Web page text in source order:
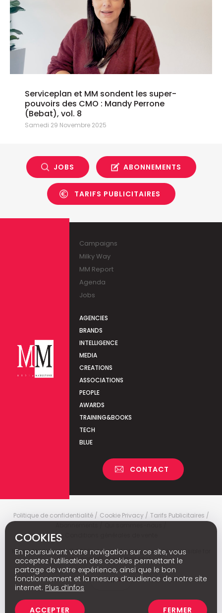
Serviceplan et MM sondent les super-
pouvoirs des CMO : Mandy Perrone
(Bebat), vol. 8
Samedi 29 Novembre 2025
JOBS ABONNEMENTS
TARIFS PUBLICITAIRES
Campaigns
Milky Way
MM Report
Agenda
Jobs
AGENCIES
BRANDS
INTELLIGENCE
MEDIA
CREATIONS
ASSOCIATIONS
PEOPLE
AWARDS
TRAINING&BOOKS
TECH
BLUE
CONTACT
Politique de confidentialité Cookie Privacy
Tarifs Publicitaires
Media Marketingc © 2026 - Media Marketing is not responsible for
the content of external sites.
Nl
COOKIES
En poursuivant votre navigation sur ce site, vous
acceptez l’utilisation des cookies permettant le
partage de votre expérience, ainsi que le bon
fonctionnement et la mesure d’audience de notre site
internet. Plus d’infos
ACCEPTER FERMER